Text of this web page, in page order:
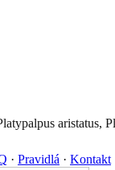
aristatus,
· Pravidlá · Kontakt